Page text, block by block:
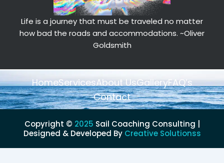
Life is a journey that must be traveled no matter
how bad the roads and accommodations. ~Oliver
Goldsmith
HomeServicesAbout UsGalleryFAQ’s
Contact
Copyright © 2025 Sail Coaching Consulting |
Designed & Developed By Creative Solutionss